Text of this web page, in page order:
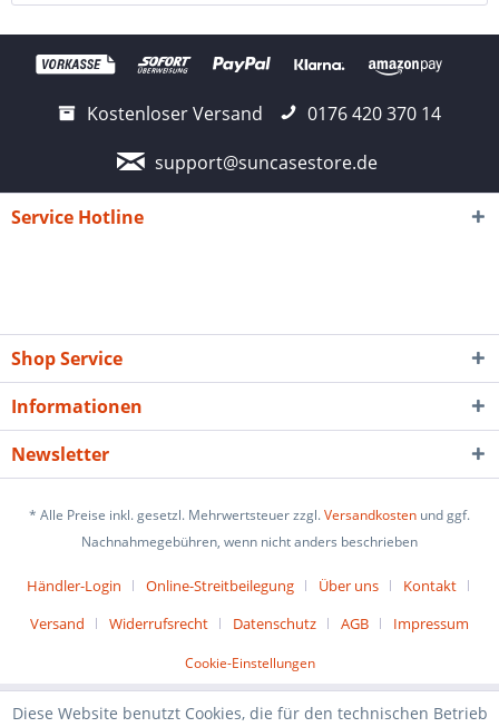
Kostenloser Versand
0176 420 370 14
support@suncasestore.de
Service Hotline
Shop Service
Informationen
Newsletter
* Alle Preise inkl. gesetzl. Mehrwertsteuer zzgl.Versandkosten und ggf.
Nachnahmegebühren, wenn nicht anders beschrieben
Händler-Login Online-Streitbeilegung Über uns
Kontakt
Versand
Widerrufsrecht Datenschutz AGB Impressum
Cookie-Einstellungen
Diese Website benutzt Cookies, die für den technischen Betrieb